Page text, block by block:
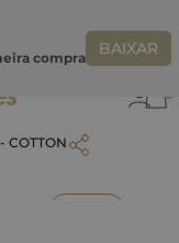
compra BAIXAR
do seu vendedor*
COTTON